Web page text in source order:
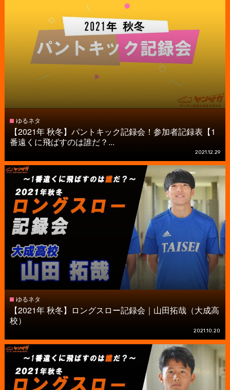
ゆるネタ
【2021年 秋冬】パントキック記録会！参加者記録表【1
番遠くに飛ばすのは誰だ？...
2021.12.29
ゆるネタ
【2021年 秋冬】ロングスロー記録会｜山田拓哉（大成高
校）
2021.10.20